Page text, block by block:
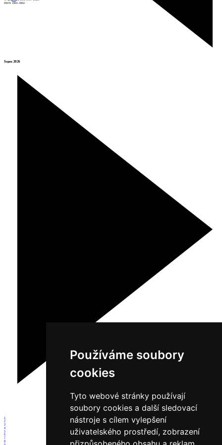
Používáme soubory
cookies
Tyto webové stránky používají
soubory cookies a další sledovací
nástroje s cílem vylepšení
uživatelského prostředí, zobrazení
Srpen 2026
1
2
3
4
5
6
7
8
9
ISSN: 1801-3902